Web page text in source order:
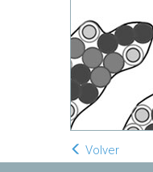
Volver